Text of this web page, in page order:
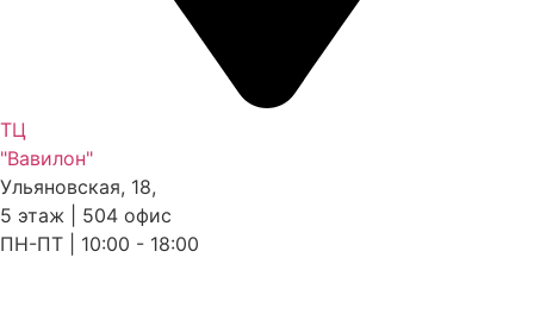
ТЦ
"Вавилон"
Ульяновская, 18,
5 этаж | 504 офис
ПН-ПТ | 10:00 - 18:00